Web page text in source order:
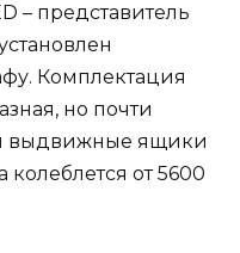
– представитель
Комплектация
но почти
выдвижные ящики
от 5600